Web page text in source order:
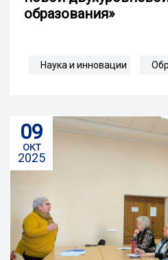
образования»
Наука и инновации
09
окт
2025